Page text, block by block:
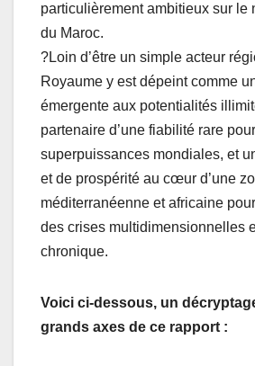
particulièrement ambitieux sur le
du Maroc.
?Loin d’être un simple acteur
Royaume y est dépeint comme
émergente aux potentialités
partenaire d’une fiabilité rare
superpuissances mondiales, et
et de prospérité au cœur d’une
méditerranéenne et africaine
des crises multidimensionnelles
chronique.
Voici ci-dessous, un
grands axes de ce rapport :